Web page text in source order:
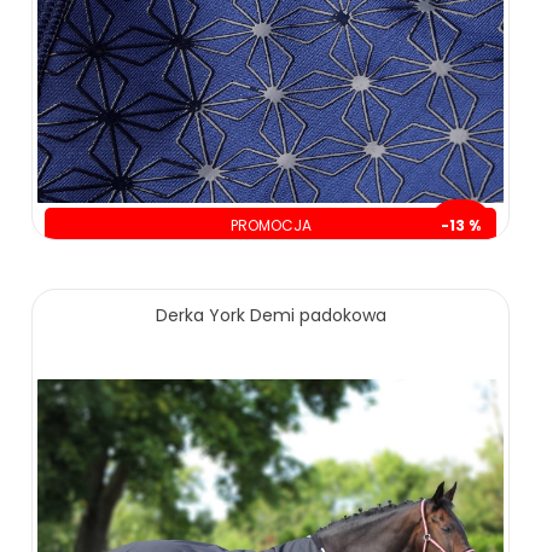
PROMOCJA -13 %
219.00 zł 249.00 zł
ZOBACZ WIĘCEJ
Derka York Demi padokowa